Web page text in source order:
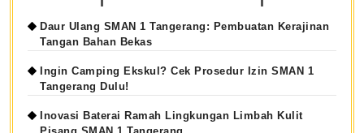
Daur Ulang SMAN 1 Tangerang: Pembuatan Kerajinan
Tangan Bahan Bekas
Ingin Camping Ekskul? Cek Prosedur Izin SMAN 1
Tangerang Dulu!
Inovasi Baterai Ramah Lingkungan Limbah Kulit